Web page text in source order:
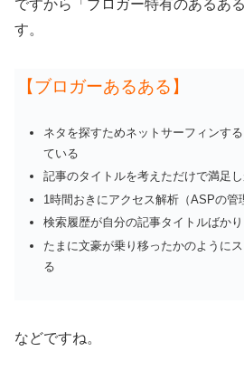
ですから「ブロガー特有のあるあ
す。
【ブロガーあるある】
ネタを探すためネットサーフィンす
ている
記事のタイトルを考えただけで満足
1時間おきにアクセス解析（ASPの管
検索履歴が自分の記事タイトルばかり
たまに文豪が乗り移ったかのように
る
などですね。